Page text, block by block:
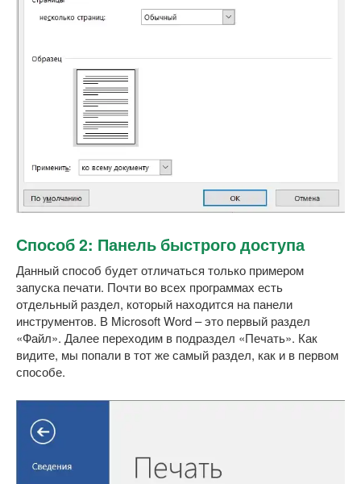
Способ 2: Панель быстрого доступа
Данный способ будет отличаться только примером
запуска печати. Почти во всех программах есть
отдельный раздел, который находится на панели
инструментов. В Microsoft Word – это первый раздел
«Файл». Далее переходим в подраздел «Печать». Как
видите, мы попали в тот же самый раздел, как и в первом
способе.